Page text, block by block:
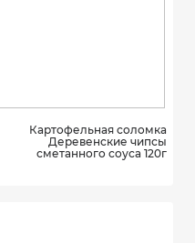
Картофельная соломка
Деревенские чипсы
сметанного соуса 120г